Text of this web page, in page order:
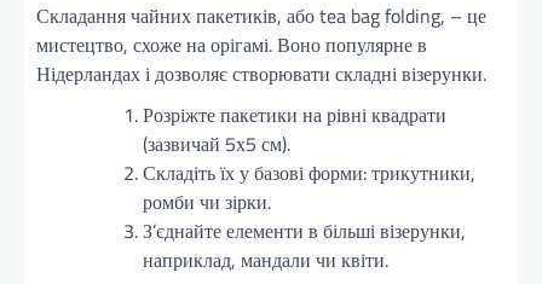
Складання чайних пакетиків, або tea bag folding, – це
мистецтво, схоже на орігамі. Воно популярне в
Нідерландах і дозволяє створювати складні візерунки.
Розріжте пакетики на рівні квадрати
(зазвичай 5х5 см).
Складіть їх у базові форми: трикутники,
ромби чи зірки.
З’єднайте елементи в більші візерунки,
наприклад, мандали чи квіти.